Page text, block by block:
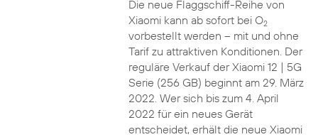
Die neue Flaggschiff-Reihe von
Xiaomi kann ab sofort bei O2
vorbestellt werden – mit und ohne
Tarif zu attraktiven Konditionen. Der
reguläre Verkauf der Xiaomi 12 | 5G
Serie (256 GB) beginnt am 29. März
2022. Wer sich bis zum 4. April
2022 für ein neues Gerät
entscheidet, erhält die neue Xiaomi